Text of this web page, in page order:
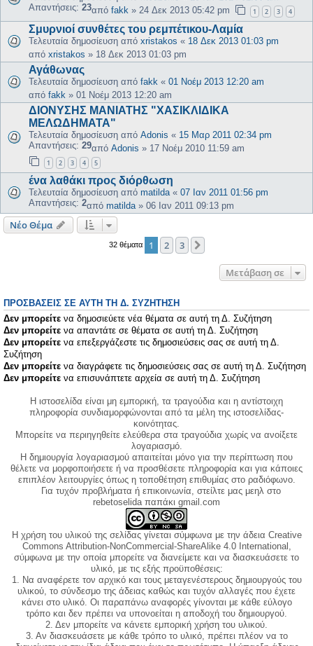
Απαντήσεις: 23από fakk » 24 Δεκ 2013 05:42 pm 1 2 3 4
Σμυρνιοί συνθέτες του ρεμπέτικου-Λαμία
Τελευταία δημοσίευση από xristakos « 18 Δεκ 2013 01:03 pm
από xristakos » 18 Δεκ 2013 01:03 pm
Αγάθωνας
Τελευταία δημοσίευση από fakk « 01 Νοέμ 2013 12:20 am
από fakk » 01 Νοέμ 2013 12:20 am
ΔΙΟΝΥΣΗΣ ΜΑΝΙΑΤΗΣ "ΧΑΣΙΚΛΙΔΙΚΑ
ΜΕΛΩΔΗΜΑΤΑ"
Τελευταία δημοσίευση από Adonis « 15 Μαρ 2011 02:34 pm
Απαντήσεις: 29από Adonis » 17 Νοέμ 2010 11:59 am
1 2 3 4 5
ένα λαθάκι προς διόρθωση
Τελευταία δημοσίευση από matilda« 07 Ιαν 2011 01:56 pm
Απαντήσεις: 2από matilda» 06 Ιαν 2011 09:13 pm
Νέο Θέμα
32 θέματα 1 2 3
Μετάβαση σε
ΠΡΟΣΒΆΣΕΙΣ ΣΕ ΑΥΤΉ ΤΗ Δ. ΣΥΖΉΤΗΣΗ
Δεν μπορείτε να δημοσιεύετε νέα θέματα σε αυτή τη Δ. Συζήτηση
Δεν μπορείτε να απαντάτε σε θέματα σε αυτή τη Δ. Συζήτηση
Δεν μπορείτε να επεξεργάζεστε τις δημοσιεύσεις σας σε αυτή τη Δ.
Συζήτηση
Δεν μπορείτε να διαγράφετε τις δημοσιεύσεις σας σε αυτή τη Δ. Συζήτηση
Δεν μπορείτε να επισυνάπτετε αρχεία σε αυτή τη Δ. Συζήτηση
Η ιστοσελίδα είναι μη εμπορική, τα τραγούδια και η αντίστοιχη
πληροφορία συνδιαμορφώνονται από τα μέλη της ιστοσελίδας-
κοινότητας.
Μπορείτε να περιηγηθείτε ελεύθερα στα τραγούδια χωρίς να ανοίξετε
λογαριασμό.
Η δημιουργία λογαριασμού απαιτείται μόνο για την περίπτωση που
θέλετε να μορφοποιήσετε ή να προσθέσετε πληροφορία και για κάποιες
επιπλέον λειτουργίες όπως η τοποθέτηση επιθυμίας στο ραδιόφωνο.
Για τυχόν προβλήματα ή επικοινωνία, στείλτε μας μεηλ στο
rebetoselida παπάκι gmail.com
Η χρήση του υλικού της σελίδας γίνεται σύμφωνα με την άδεια Creative
Commons Attribution-NonCommercial-ShareAlike 4.0 International,
σύμφωνα με την οποία μπορείτε να διανείμετε και να διασκευάσετε το
υλικό, με τις εξής προϋποθέσεις:
1. Να αναφέρετε τον αρχικό και τους μεταγενέστερους δημιουργούς του
υλικού, το σύνδεσμο της άδειας καθώς και τυχόν αλλαγές που έχετε
κάνει στο υλικό. Οι παραπάνω αναφορές γίνονται με κάθε εύλογο
τρόπο και δεν πρέπει να υπονοείται η αποδοχή του δημιουργού.
2. Δεν μπορείτε να κάνετε εμπορική χρήση του υλικού.
3. Αν διασκευάσετε με κάθε τρόπο το υλικό, πρέπει πλέον να το